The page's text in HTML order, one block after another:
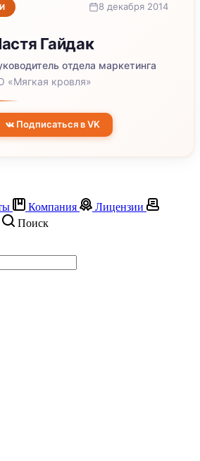
8 декабря 2014
Гайдак
отдела маркетинга
«Мягкая кровля»
Подписаться в VK
Компания
Лицензии
Поиск